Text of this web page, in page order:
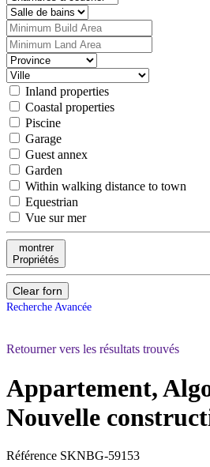
Inland properties
Coastal properties
Piscine
Garage
Guest annex
Garden
Within walking distance to town
Equestrian
Vue sur mer
montrer
Propriétés
Clear forn
Recherche Avancée
Retourner vers les résultats trouvés
Appartement,
Nouvelle
Référence SKNBG-59153